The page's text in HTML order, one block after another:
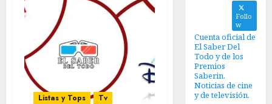
Listas y Tops Tv
Follo
w
Cuenta oficial de
El Saber Del
Todo y de los
Premios
Saberin.
Noticias de cine
y de televisión.